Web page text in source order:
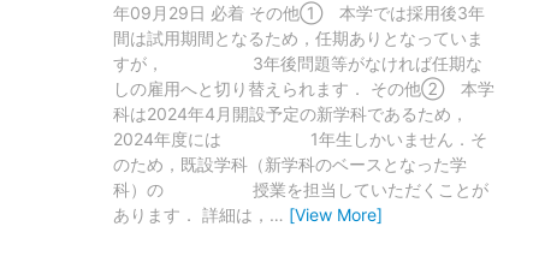
年09月29日 必着 その他① 本学では採用後3年
間は試用期間となるため，任期ありとなっていま
すが， 3年後問題等がなければ任期な
しの雇用へと切り替えられます． その他② 本学
科は2024年4月開設予定の新学科であるため，
2024年度には 1年生しかいません．そ
のため，既設学科（新学科のベースとなった学
科）の 授業を担当していただくことが
あります． 詳細は， … [View More]